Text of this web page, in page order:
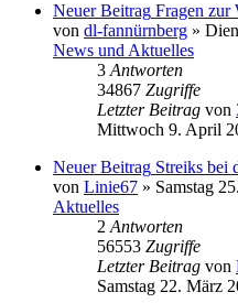
Neuer Beitrag Fragen zur
von dl-fannürnberg »
News und Aktuelles
3Antworten
34867 Zugriffe
Letzter Beitrag von
Mittwoch 9. April
Neuer Beitrag Streiks bei
von Linie67 » Samstag
Aktuelles
2Antworten
56553 Zugriffe
Letzter Beitrag von
Samstag 22. März